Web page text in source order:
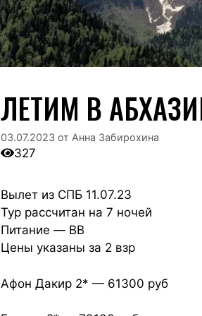
ЛЕТИМ В
03.07.2023 от Анна Забирохина
327
Вылет из СПБ 11.07.23
Тур рассчитан на 7 ночей
Питание — BB
Цены указаны за 2 взр
Афон Дакир 2* — 61300 руб